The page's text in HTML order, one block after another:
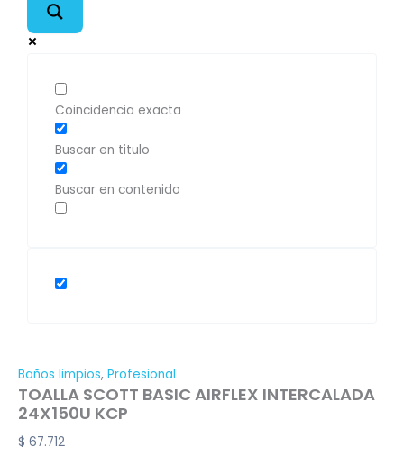
Coincidencia exacta
Buscar en titulo
Buscar en contenido
Baños limpios, Profesional
TOALLA SCOTT BASIC AIRFLEX INTERCALADA
24X150U KCP
$ 67.712